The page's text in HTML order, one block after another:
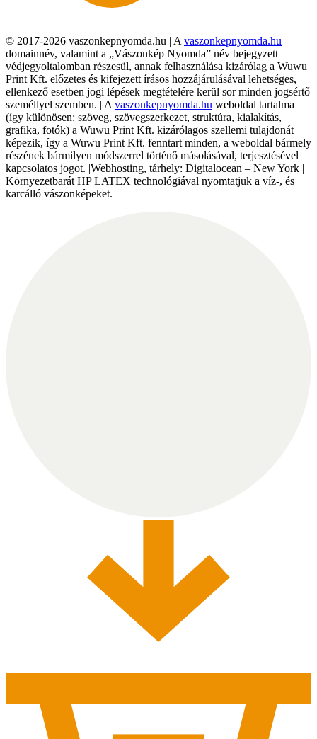
© 2017-2026 vaszonkepnyomda.hu | A vaszonkepnyomda.hu
domainnév, valamint a „Vászonkép Nyomda” név bejegyzett
védjegyoltalomban részesül, annak felhasználása kizárólag a Wuwu
Print Kft. előzetes és kifejezett írásos hozzájárulásával lehetséges,
ellenkező esetben jogi lépések megtételére kerül sor minden jogsértő
személlyel szemben. | A vaszonkepnyomda.hu weboldal tartalma
(így különösen: szöveg, szövegszerkezet, struktúra, kialakítás,
grafika, fotók) a Wuwu Print Kft. kizárólagos szellemi tulajdonát
képezik, így a Wuwu Print Kft. fenntart minden, a weboldal bármely
részének bármilyen módszerrel történő másolásával, terjesztésével
kapcsolatos jogot. |Webhosting, tárhely: Digitalocean – New York |
Környezetbarát HP LATEX technológiával nyomtatjuk a víz-, és
karcálló vászonképeket.